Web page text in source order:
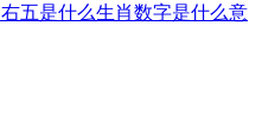
五是什么生肖数字是什么意